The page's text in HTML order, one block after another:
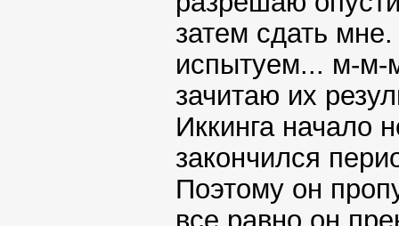
затем сдать
испытуем... м-
зачитаю их
Иккинга начало
закончился
Поэтому он
все равно он